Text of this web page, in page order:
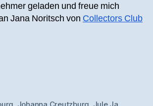
geladen und freue mich
Jana Noritsch von Collectors Club